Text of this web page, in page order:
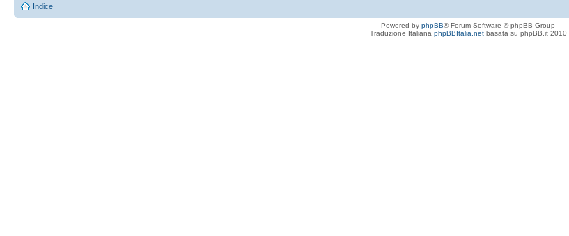
Indice
Powered by phpBB® Forum Software © phpBB Group
Traduzione Italiana phpBBItalia.netbasata su phpBB.it 2010